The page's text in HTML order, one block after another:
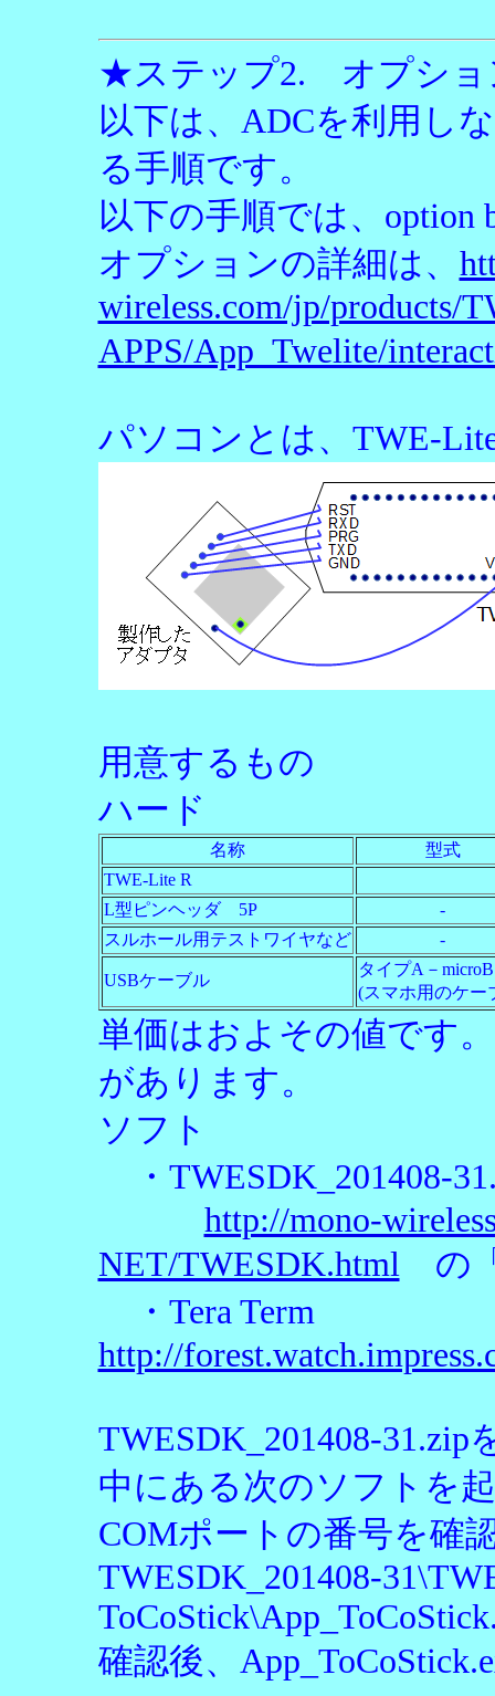
★ステップ2. オプショ
以下は、ADCを利用し
る手順です。
以下の手順では、option
オプションの詳細は、
wireless.com/jp/products/
APPS/App_Twelite/
パソコンとは、TWE-
用意するもの
ハード
名称
型式
TWE-Lite R
L型ピンヘッダ 5P
-
スルホール用テストワイヤなど
-
USBケーブル
タイプA－microB
(スマホ用のケー
単価はおよその値です
があります。
ソフト
・TWESDK_201408-
http://mono-
NET/TWESDK.htmlの「
・Tera Term
http://
TWESDK_201408-
中にある次のソフトを
COMポートの番号を確
TWESDK_201408-
確認後、